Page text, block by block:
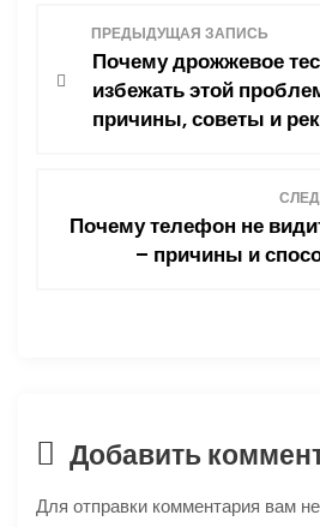
я
п
ПРЕДЫДУЩАЯ ЗАПИСЬ
Почему дрожжевое
избежать этой
причины, советы и
Почему телефон не
– причины и
Добавить
Для отправки комментария вам